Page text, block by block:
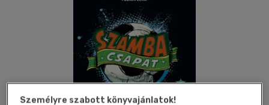
Személyre szabott könyvajánlatok!